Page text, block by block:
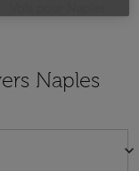
Naples
keyboard_arrow_down